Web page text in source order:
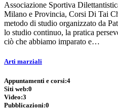
Associazione Sportiva
Milano e Provincia, Corsi Di Tai
metodo di studio organizzato da
lo studio continuo, la pratica
ciò che abbiamo imparato e…
Arti marziali
Appuntamenti e corsi:4
Siti web:0
Video:3
Pubblicazioni:0